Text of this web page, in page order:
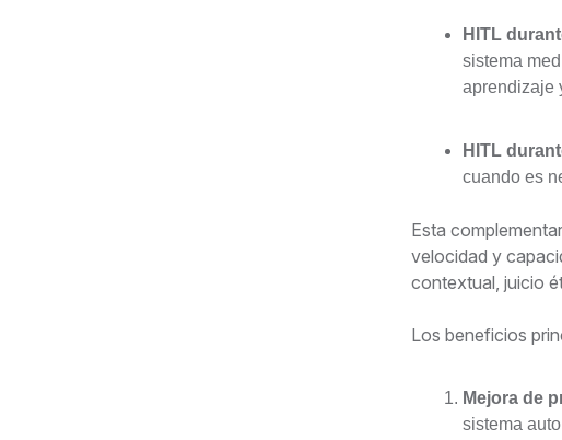
HITL
sistema
aprendizaje
HITL
cuando es
Esta
velocidad y
contextual, juicio
Los beneficios
Mejora de
sistema